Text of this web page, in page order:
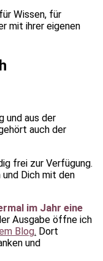
Wissen, für
mit ihrer eigenen
und aus der
auch der
frei zur Verfügung.
und Dich mit den
im Jahr eine
Ausgabe öffne ich
Blog. Dort
und